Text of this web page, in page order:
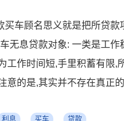
买车顾名思义就是把所贷
无息贷款对象: 一类是工
工作时间短,手里积蓄有限,
意的是,其实并不存在真正
利息 买车 贷款